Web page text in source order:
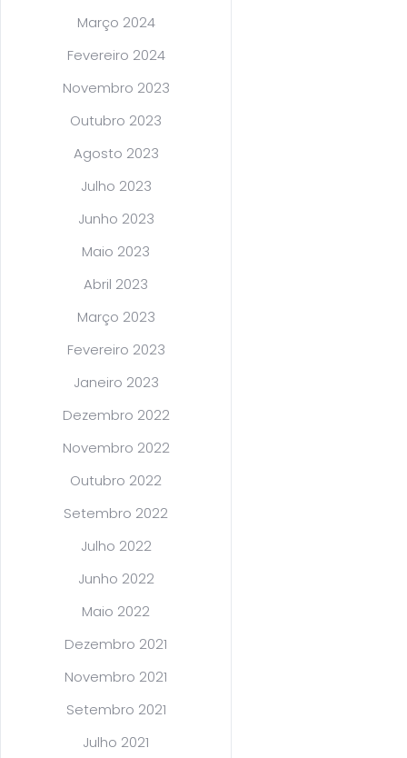
Março 2024
Fevereiro 2024
Novembro 2023
Outubro 2023
Agosto 2023
Julho 2023
Junho 2023
Maio 2023
Abril 2023
Março 2023
Fevereiro 2023
Janeiro 2023
Dezembro 2022
Novembro 2022
Outubro 2022
Setembro 2022
Julho 2022
Junho 2022
Maio 2022
Dezembro 2021
Novembro 2021
Setembro 2021
Julho 2021